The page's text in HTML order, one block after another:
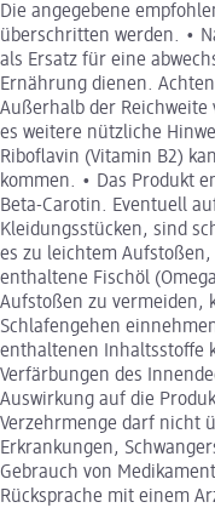
Die angegebene
überschritten werden. •
als Ersatz für eine
Ernährung dienen.
Außerhalb der
es weitere nützliche
Riboflavin (Vitamin B2)
kommen. • Das Produkt
Beta-Carotin. Eventuell
Kleidungsstücken, sind
es zu leichtem
enthaltene Fischöl
Aufstoßen zu vermeiden,
Schlafengehen
enthaltenen Inhaltsstoffe
Verfärbungen des
Auswirkung auf die
Verzehrmenge darf nicht
Erkrankungen,
Gebrauch von
Rücksprache mit einem